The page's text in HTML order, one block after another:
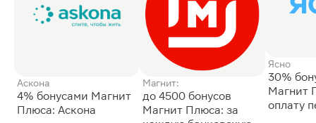
Аскона
4% бонусами Магнит
Плюса: Аскона
Магнит:
до 4500 бонусов
Магнит Плюса: за
Ясно
30%
Магнит
оплату